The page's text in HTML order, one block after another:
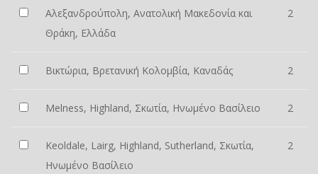
Αλεξανδρούπολη, Ανατολική Μακεδονία και
Θράκη, Ελλάδα
2
Βικτώρια, Βρετανική Κολομβία, Καναδάς 2
Melness, Highland, Σκωτία, Ηνωμένο Βασίλειο 2
Keoldale, Lairg, Highland, Sutherland, Σκωτία,
Ηνωμένο Βασίλειο
2